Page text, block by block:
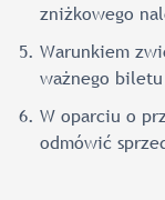
zniżkowego
Warunkiem
ważnego
W oparciu o
odmówić